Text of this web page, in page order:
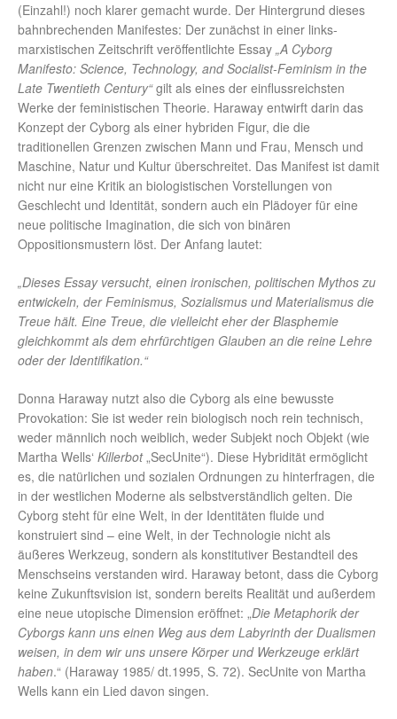
(Einzahl!) noch klarer gemacht wurde. Der Hintergrund dieses
bahnbrechenden Manifestes: Der zunächst in einer links-
marxistischen Zeitschrift veröffentlichte Essay „A Cyborg
Manifesto: Science, Technology, and Socialist-Feminism in the
Late Twentieth Century“gilt als eines der einflussreichsten
Werke der feministischen Theorie. Haraway entwirft darin das
Konzept der Cyborg als einer hybriden Figur, die die
traditionellen Grenzen zwischen Mann und Frau, Mensch und
Maschine, Natur und Kultur überschreitet. Das Manifest ist damit
nicht nur eine Kritik an biologistischen Vorstellungen von
Geschlecht und Identität, sondern auch ein Plädoyer für eine
neue politische Imagination, die sich von binären
Oppositionsmustern löst. Der Anfang lautet:
„Dieses Essay versucht, einen ironischen, politischen Mythos zu
entwickeln, der Feminismus, Sozialismus und Materialismus die
Treue hält. Eine Treue, die vielleicht eher der Blasphemie
gleichkommt als dem ehrfürchtigen Glauben an die reine Lehre
oder der Identifikation.“
Donna Haraway nutzt also die Cyborg als eine bewusste
Provokation: Sie ist weder rein biologisch noch rein technisch,
weder männlich noch weiblich, weder Subjekt noch Objekt (wie
Martha Wells‘ Killerbot„SecUnite“). Diese Hybridität ermöglicht
es, die natürlichen und sozialen Ordnungen zu hinterfragen, die
in der westlichen Moderne als selbstverständlich gelten. Die
Cyborg steht für eine Welt, in der Identitäten fluide und
konstruiert sind – eine Welt, in der Technologie nicht als
äußeres Werkzeug, sondern als konstitutiver Bestandteil des
Menschseins verstanden wird. Haraway betont, dass die Cyborg
keine Zukunftsvision ist, sondern bereits Realität und außerdem
eine neue utopische Dimension eröffnet: „Die Metaphorik der
Cyborgs kann uns einen Weg aus dem Labyrinth der Dualismen
weisen, in dem wir uns unsere Körper und Werkzeuge erklärt
haben.“ (Haraway 1985/ dt.1995, S. 72). SecUnite von Martha
Wells kann ein Lied davon singen.